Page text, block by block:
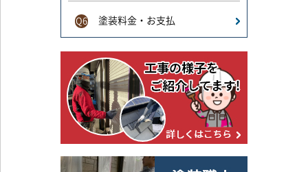
Q6 塗装料金・お支払